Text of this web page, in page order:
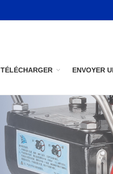
TÉLÉCHARGER ENVOYER